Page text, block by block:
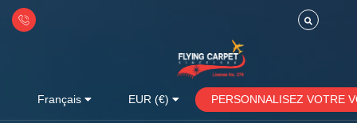
Français EUR (€) PERSONNALISEZ VOTRE